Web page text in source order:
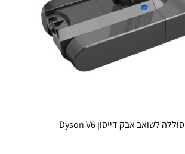
סוללה לשואב אבק דייסון Dyson V6